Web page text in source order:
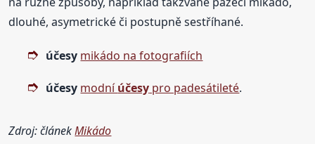
dlouhé, asymetrické či postupně sestříhané.
účesy mikádo na fotografiích
účesy modníúčesy pro padesátileté.
Zdroj: článekMikádo